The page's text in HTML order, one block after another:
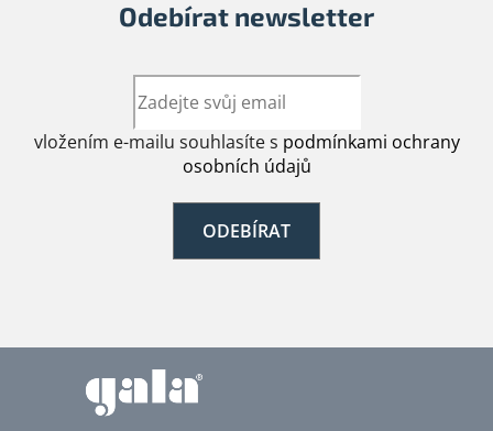
Odebírat newsletter
vložením e-mailu souhlasíte s podmínkami ochrany
osobních údajů
ODEBÍRAT